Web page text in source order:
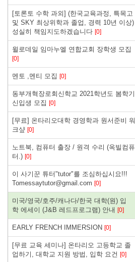
[토론토 수학 과외] (한국교육과정, 특목고
및 SKY 최상위학과 졸업, 경력 10년 이상)
성실히 책임지도하겠습니다 [0]
윌로데일 임마누엘 연합교회 장학생 모집
[0]
멘토 ,멘티 모집 [0]
동부개혁장로회신학교 2021학년도 봄학기
신입생 모집 [0]
[무료] 온타리오대학 경영학과 원서준비 워
크샾 [0]
노트북, 컴퓨터 출장 / 원격 수리 (옥빌컴퓨
터.) [0]
이 사기꾼 튜터"tutor"를 조심하십시요!!!
Tomessaytutor@gmail.com [0]
미국/영국/호주/캐나다/한국 대학(원) 입
학 에세이 (J&B 레드프로그램) 안내 [0]
EARLY FRENCH IMMERSION [0]
[무료 교육 세미나] 온타리오 고등학교 졸
업하기, 대학교 지원 방법, 입학 요건 [0]